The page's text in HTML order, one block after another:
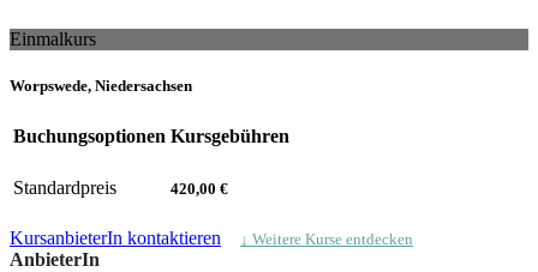
Einmalkurs
Worpswede, Niedersachsen
Buchungsoptionen Kursgebühren
Standardpreis 420,00 €
KursanbieterIn kontaktieren ↓ Weitere Kurse entdecken
AnbieterIn